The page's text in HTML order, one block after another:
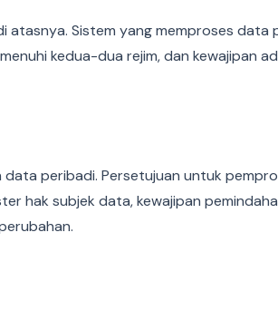
atasnya. Sistem yang memproses data
kedua-dua rejim, dan kewajipan
data peribadi. Persetujuan untuk
hak subjek data, kewajipan